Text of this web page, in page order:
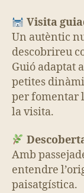
Visita
Un autèntic
descobrireu
Guió adaptat
petites
per fomentar
la visita.
Amb
entendre
paisatgística.